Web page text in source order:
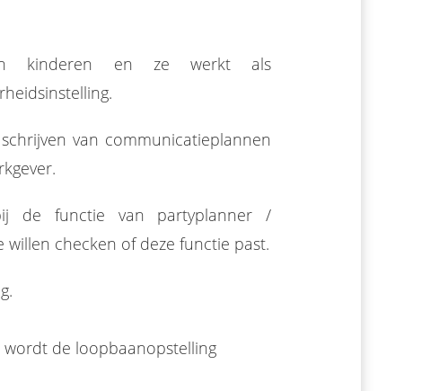
kinderen en ze werkt als
van communicatieplannen
de functie van partyplanner /
checken of deze functie past.
de loopbaanopstelling